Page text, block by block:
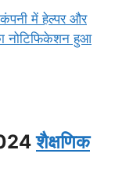
में हेल्पर और
नोटिफिकेशन हुआ
शैक्षणिक